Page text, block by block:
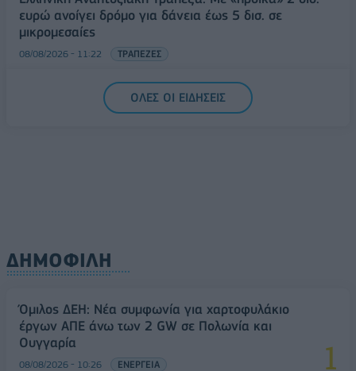
ευρώ ανοίγει δρόμο για δάνεια έως 5 δισ. σε
μικρομεσαίες
08/08/2026 - 11:22 ΤΡΑΠΕΖΕΣ
5G παντού, 6G στον ορίζοντα: Πού βρίσκεται η
Ελλάδα στη μεγάλη τεχνολογική μετάβαση
ΟΛΕΣ ΟΙ ΕΙΔΗΣΕΙΣ
ΔΗΜΟΦΙΛΗ
Όμιλος ΔΕΗ: Νέα συμφωνία για χαρτοφυλάκιο
έργων ΑΠΕ άνω των 2 GW σε Πολωνία και
Ουγγαρία
08/08/2026 - 10:26 ΕΝΕΡΓΕΙΑ